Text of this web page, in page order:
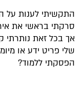
התקשיתי לענות על
סרקתי בראשי את
אך בכל זאת נותרתי
שלי פריט ידע או
הפסקתי ללמוד?